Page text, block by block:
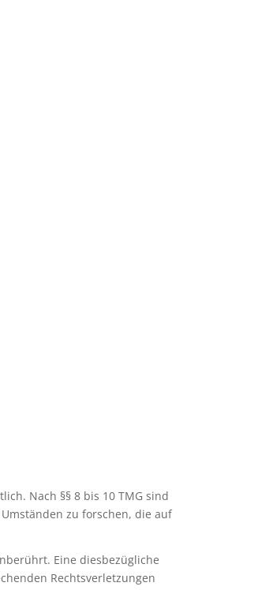
Nach §§ 8 bis 10 TMG sind
zu forschen, die auf
Eine diesbezügliche
Rechtsverletzungen